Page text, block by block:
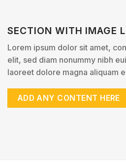
SECTION WITH IMAGE
Lorem ipsum dolor sit amet,
elit, sed diam nonummy nibh
laoreet dolore magna aliquam
ADD ANY CONTENT HERE